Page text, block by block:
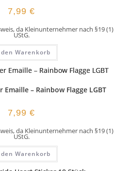
7,99 €
da Kleinunternehmer nach §19 (1)
UStG.
Warenkorb
Emaille – Rainbow Flagge LGBT
7,99 €
da Kleinunternehmer nach §19 (1)
UStG.
Warenkorb